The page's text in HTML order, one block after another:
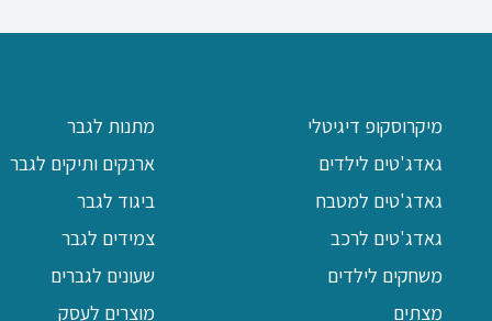
מיקרוסקופ דיגיטלי
גאדג'טים לילדים
גאדג'טים למטבח
גאדג'טים לרכב
משחקים לילדים
מצתים
מתנות לגבר
ארנקים ותיקים לגבר
ביגוד לגבר
צמידים לגבר
שעונים לגברים
מוצרים לעסק